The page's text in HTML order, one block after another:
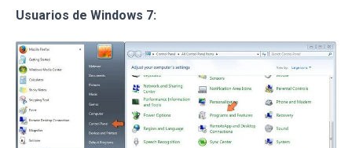
Usuarios de Windows 7: